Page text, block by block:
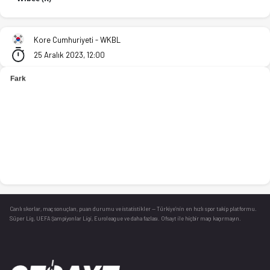
Kore Cumhuriyeti - WKBL
25 Aralık 2023, 12:00
Canlı skorlar , maç sonuçları, puan durumu ve istatistikler — Türkiye’nin en hızlı spor takip platformu.
Süper Lig, UEFA Şampiyonlar Ligi, Euroleague ve daha fazlası. Ofsayt ile hiçbir maçı kaçırmayın.